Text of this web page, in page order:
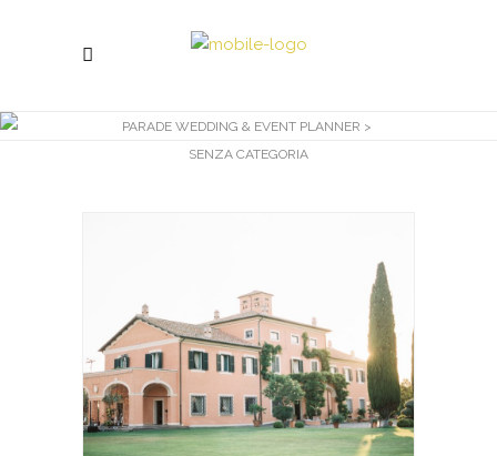
PARADE WEDDING & EVENT PLANNER >
SENZA CATEGORIA